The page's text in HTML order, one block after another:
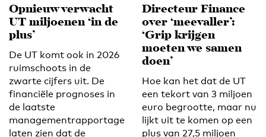
Opnieuw verwacht
UT miljoenen ‘in de
plus’
De UT komt ook in 2026
ruimschoots in de
zwarte cijfers uit. De
financiële prognoses in
de laatste
managementrapportage
laten zien dat de
Directeur Finance
over ‘meevaller’:
‘Grip krijgen
moeten we samen
doen’
Hoe kan het dat de UT
een tekort van 3 miljoen
euro begrootte, maar nu
lijkt uit te komen op een
plus van 27,5 miljoen